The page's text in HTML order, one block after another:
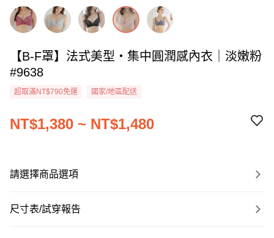
【B-F罩】法式美型・集中圓潤感內衣｜淡嫩粉
#9638
超取滿NT$790免運 國家/地區配送
NT$1,380 ~ NT$1,480
請選擇商品選項
尺寸表/試穿報告